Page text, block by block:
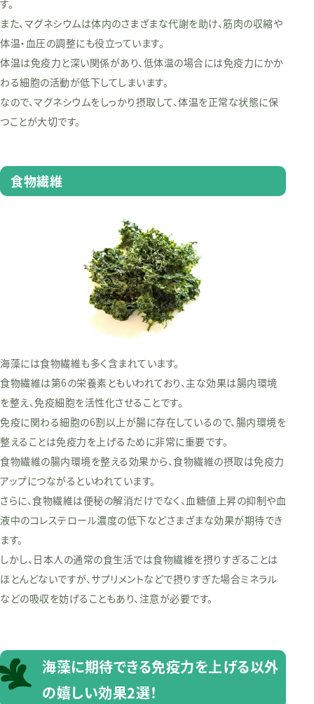
す。
また、マグネシウムは体内のさまざまな代謝を助け、筋肉の収縮や
体温・血圧の調整にも役立っています。
体温は免疫力と深い関係があり、低体温の場合には免疫力にかか
わる細胞の活動が低下してしまいます。
なので、マグネシウムをしっかり摂取して、体温を正常な状態に保
つことが大切です。
食物繊維
海藻には食物繊維も多く含まれています。
食物繊維は第6の栄養素ともいわれており、主な効果は腸内環境
を整え、免疫細胞を活性化させることです。
免疫に関わる細胞の6割以上が腸に存在しているので、腸内環境を
整えることは免疫力を上げるために非常に重要です。
食物繊維の腸内環境を整える効果から、食物繊維の摂取は免疫力
アップにつながるといわれています。
さらに、食物繊維は便秘の解消だけでなく、血糖値上昇の抑制や血
液中のコレステロール濃度の低下などさまざまな効果が期待でき
ます。
しかし、日本人の通常の食生活では食物繊維を摂りすぎることは
ほとんどないですが、サプリメントなどで摂りすぎた場合ミネラル
などの吸収を妨げることもあり、注意が必要です。
海藻に期待できる免疫力を上げる以外
の嬉しい効果2選！